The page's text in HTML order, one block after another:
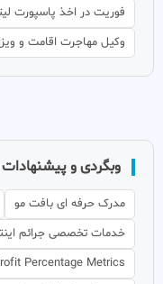
فوریت در اخذ پاسپورت
وکیل مهاجرت اقامت و
وبگردی و پیشنهادات
مدرک حرفه ای بافت مو
خدمات تخصصی جرائم
Percentage Metrics